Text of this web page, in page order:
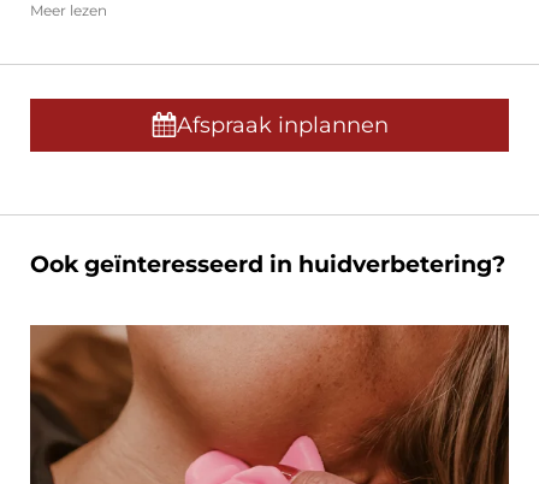
Meer lezen
Afspraak inplannen
Ook geïnteresseerd in huidverbetering?